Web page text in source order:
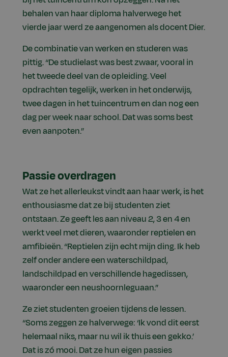
behalen van haar diploma halverwege het
vierde jaar werd ze aangenomen als docent Dier.
De combinatie van werken en studeren was
pittig. “De studielast was best zwaar, vooral in
het tweede deel van de opleiding. Veel
opdrachten tegelijk, werken in het onderwijs,
twee dagen in het tuincentrum en dan nog een
dag per week naar school. Dat was soms best
even aanpoten.”
Passie overdragen
Wat ze het allerleukst vindt aan haar werk, is het
enthousiasme dat ze bij studenten ziet
ontstaan. Ze geeft les aan niveau 2, 3 en 4 en
werkt veel met dieren, waaronder reptielen en
amfibieën. “Reptielen zijn echt mijn ding. Ik heb
zelf onder andere een waterschildpad,
landschildpad en verschillende hagedissen,
waaronder een neushoornleguaan.”
Ze ziet studenten groeien tijdens de lessen.
“Soms zeggen ze halverwege: ‘Ik vond dit eerst
helemaal niks, maar nu wil ik thuis een gekko.’
Dat is zó mooi. Dat ze hun eigen passies